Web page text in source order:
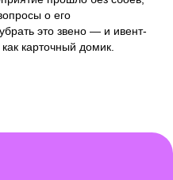
о его
это звено — и ивент-
карточный домик.